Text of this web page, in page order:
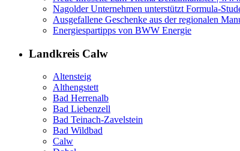
Nagolder Unternehmen unterstützt Formula-
Ausgefallene Geschenke aus der regionalen
Energiespartipps von BWW Energie
Landkreis Calw
Altensteig
Althengstett
Bad Herrenalb
Bad Liebenzell
Bad Teinach-Zavelstein
Bad Wildbad
Calw